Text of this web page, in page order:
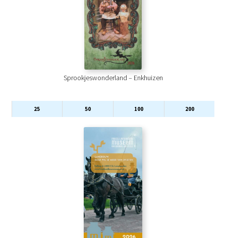
Sprookjeswonderland – Enkhuizen
25 50 100 200